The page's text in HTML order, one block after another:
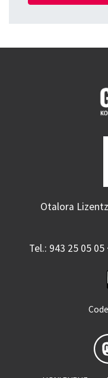
Otalora
Tel.: 943 25 05